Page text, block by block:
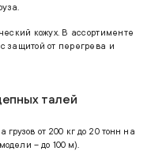
кожух. В ассортименте
защитой от перегрева и
талей
от 200 кг до 20 тонн на
– до 100 м).